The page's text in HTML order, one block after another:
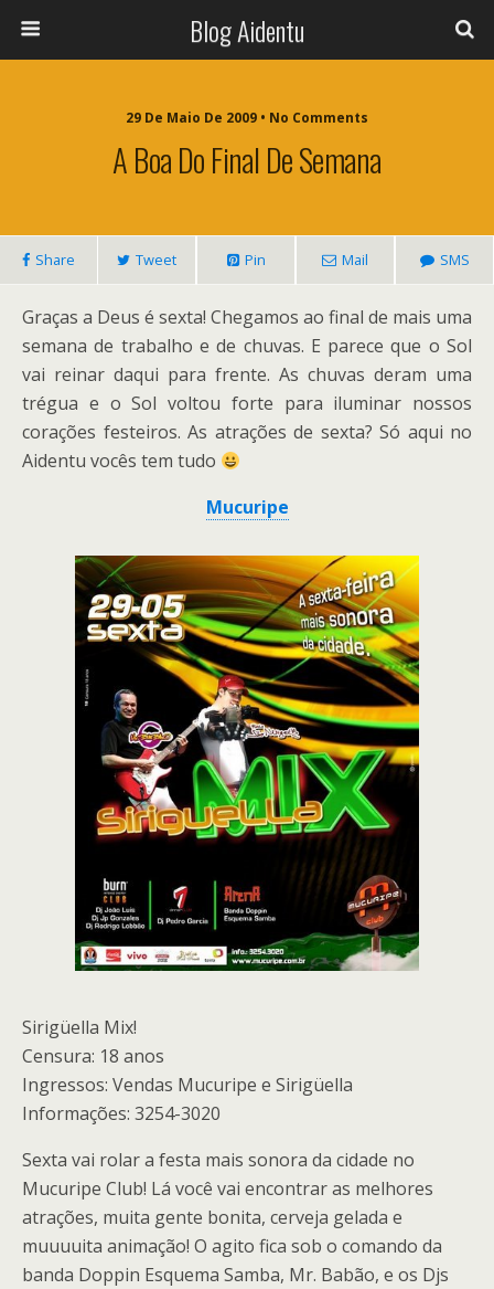
Blog Aidentu
29 De Maio De 2009 • No Comments
A Boa Do Final De Semana
Share Tweet Pin Mail SMS
Graças a Deus é sexta! Chegamos ao final de mais uma
semana de trabalho e de chuvas. E parece que o Sol
vai reinar daqui para frente. As chuvas deram uma
trégua e o Sol voltou forte para iluminar nossos
corações festeiros. As atrações de sexta? Só aqui no
Aidentu vocês tem tudo
Mucuripe
Sirigüella Mix!
Censura: 18 anos
Ingressos: Vendas Mucuripe e Sirigüella
Informações: 3254-3020
Sexta vai rolar a festa mais sonora da cidade no
Mucuripe Club! Lá você vai encontrar as melhores
atrações, muita gente bonita, cerveja gelada e
muuuuita animação! O agito fica sob o comando da
banda Doppin Esquema Samba, Mr. Babão, e os Djs